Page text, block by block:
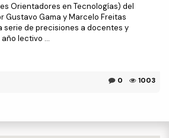
Orientadores en Tecnologías) del
Gustavo Gama y Marcelo Freitas
serie de precisiones a docentes y
lectivo ...
0 1003